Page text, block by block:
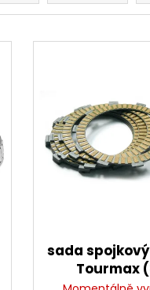
sada
Tourmax
135 Kč